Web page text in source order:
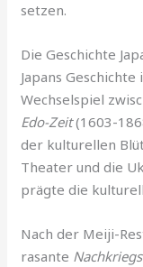
setzen.
Die Geschichte
Japans
Wechselspiel
Edo-Zeit(1603-
der kulturellen
Theater und die
prägte die
Nach der Meiji-
rasante